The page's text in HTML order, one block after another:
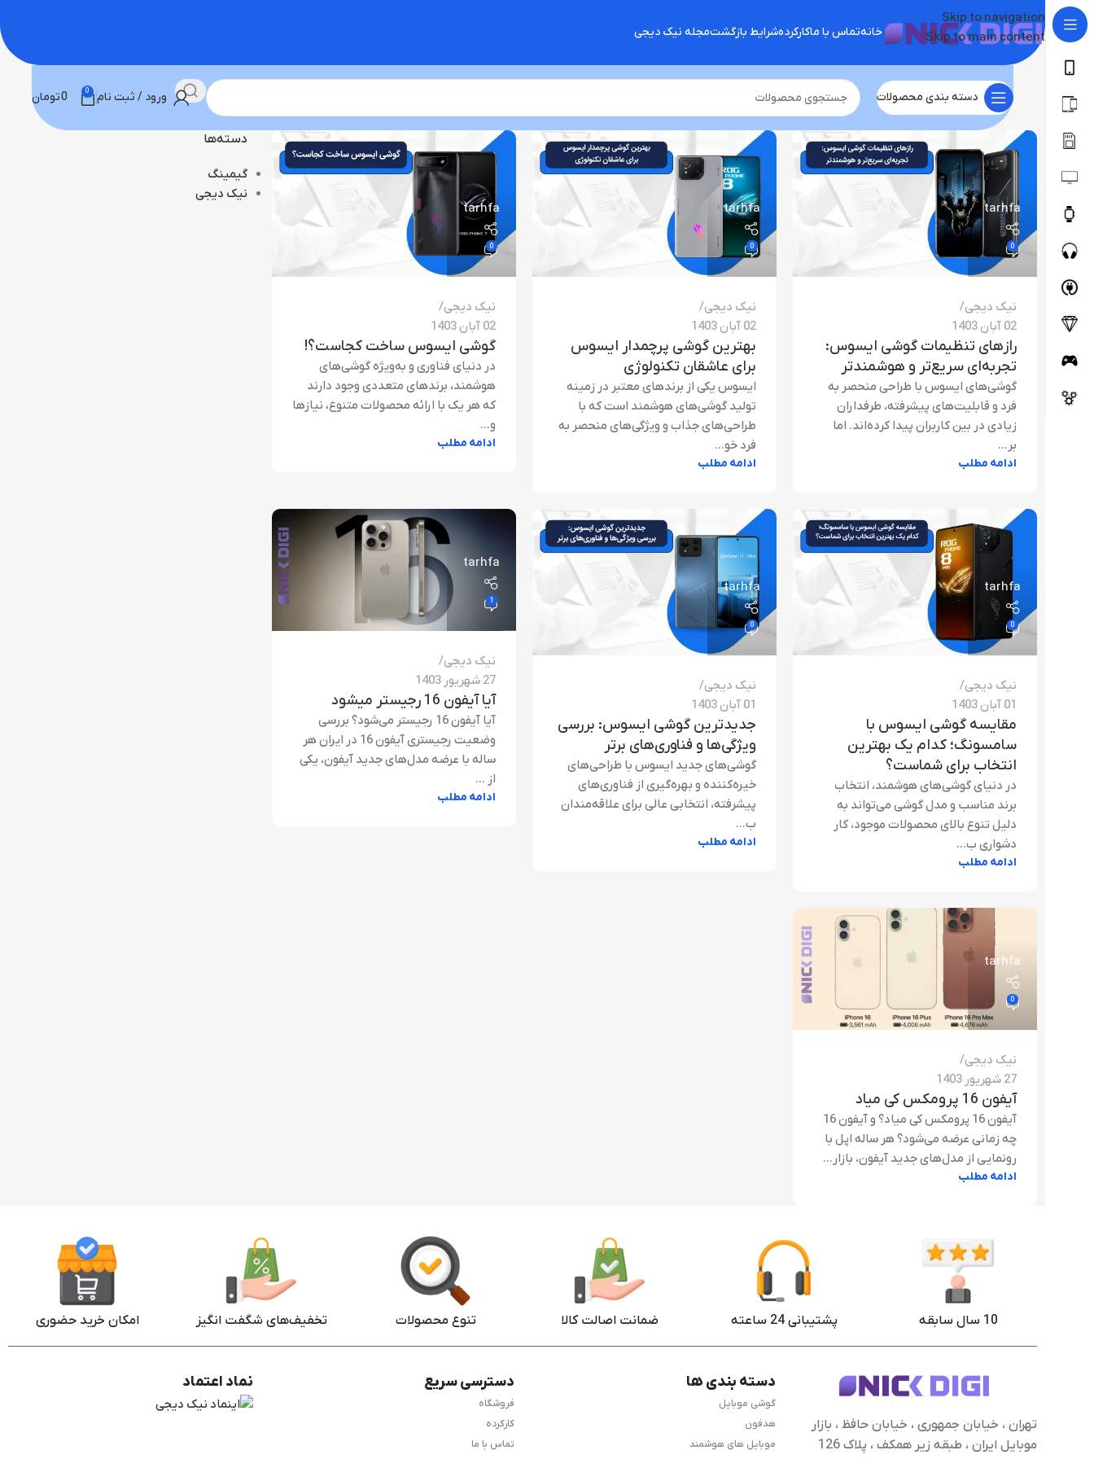
Skip to navigation
Skip to main content
خانهتماس با ماکارکردهشرایط بازگشتمجله نیک دیجی
دسته بندی محصولات ورود / ثبت نام 0
0تومان
tarhfa
0
نیک دیجی
02 آبان 1403
رازهای تنظیمات گوشی ایسوس:
تجربه‌ای سریع‌تر و هوشمندتر
گوشی‌های ایسوس با طراحی منحصر به
فرد و قابلیت‌های پیشرفته، طرفداران
زیادی در بین کاربران پیدا کرده‌اند. اما
بر...
ادامه مطلب
tarhfa
0
نیک دیجی
02 آبان 1403
بهترین گوشی پرچمدار ایسوس
برای عاشقان تکنولوژی
ایسوس یکی از برندهای معتبر در زمینه
تولید گوشی‌های هوشمند است که با
طراحی‌های جذاب و ویژگی‌های منحصر به
فرد خو...
ادامه مطلب
tarhfa
0
نیک دیجی
02 آبان 1403
گوشی ایسوس ساخت کجاست؟!
در دنیای فناوری و به‌ویژه گوشی‌های
هوشمند، برندهای متعددی وجود دارند
که هر یک با ارائه محصولات متنوع، نیازها
و...
ادامه مطلب
tarhfa
0
نیک دیجی
01 آبان 1403
مقایسه گوشی ایسوس با
سامسونگ؛ کدام یک بهترین
انتخاب برای شماست؟
در دنیای گوشی‌های هوشمند، انتخاب
برند مناسب و مدل گوشی می‌تواند به
دلیل تنوع بالای محصولات موجود، کار
دشواری ب...
ادامه مطلب
tarhfa
0
نیک دیجی
01 آبان 1403
جدیدترین گوشی ایسوس: بررسی
ویژگی‌ها و فناوری‌های برتر
گوشی‌های جدید ایسوس با طراحی‌های
خیره‌کننده و بهره‌گیری از فناوری‌های
پیشرفته، انتخابی عالی برای علاقه‌مندان
ب...
ادامه مطلب
tarhfa
1
نیک دیجی
27 شهریور 1403
آیا آیفون 16 رجیستر میشود
آیا آیفون 16 رجیستر می‌شود؟ بررسی
وضعیت رجیستری آیفون 16 در ایران هر
ساله با عرضه مدل‌های جدید آیفون، یکی
از ...
ادامه مطلب
tarhfa
0
نیک دیجی
27 شهریور 1403
آیفون 16 پرومکس کی میاد
آیفون 16 پرومکس کی میاد؟ و آیفون 16
چه زمانی عرضه می‌شود؟ هر ساله اپل با
رونمایی از مدل‌های جدید آیفون، بازار...
ادامه مطلب
دسته‌ها
گیمینگ
نیک دیجی
10 سال سابقه پشتیبانی 24 ساعته ضمانت اصالت کالا تنوع محصولات تخفیف‌های شگفت انگیز امکان خرید حضوری
تهران ، خیابان جمهوری ، خیابان حافظ ، بازار
موبایل ایران ، طبقه زیر همکف ، پلاک 126
دسته بندی ها
گوشی موبایل
هدفون
موبایل های هوشمند
دسترسی سریع
فروشگاه
کارکرده
تماس با ما
نماد اعتماد